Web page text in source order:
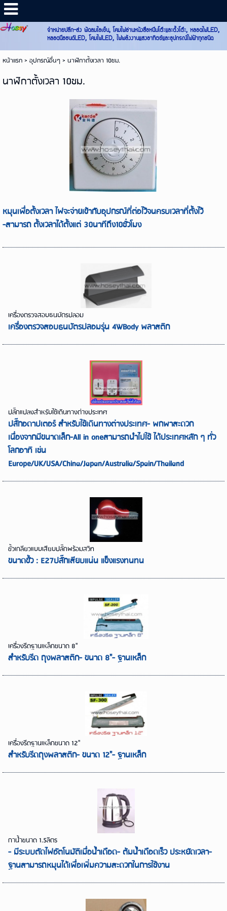
จำหน่ายปลีก-ส่ง พัดลมไอเย็น, โคมไฟอ่านหนังสือหนีบโต๊ะและตั้งโต๊ะ, หลอดไฟLED,
หลอดนีออนด์LED, โคมไฟLED, ไฟพลังงานแสงอาทิตย์และอุปกรณ์ไฟฟ้าทุกชนิด
หน้าแรก> อุปกรณ์อื่นๆ> นาฬิกาตั้งเวลา 10ชม.
นาฬิกาตั้งเวลา 10ชม.
หมุนเพื่อตั้งเวลา ไฟจะจ่ายเข้ากับอุปกรณ์ที่ต่อไว้จนครบเวลาที่ตั้งไว้
-สามารถตั้งเวลาได้ตั้งแต่ 30นาทีถึง10ชั่วโมง
เครื่องตรวจสอบธนบัตรปลอม
เครื่องตรวจสอบธนบัตรปลอมรุ่น 4WBody พลาสติก
ปลั๊กแปลงสำหรับใช้เดินทางต่างประเทศ
ปลั๊กอดาปเตอร์ สำหรับใช้เดินทางต่างประเทศ- พกพาสะดวก
เนื่องจากมีขนาดเล็ก-All in oneสามารถนำไปใช้ ได้ประเทศหลัก ๆ ทั่ว
โลกอาทิ เช่น
Europe/UK/USA/China/Japan/Australia/Spain/Thailand
ขั้วเกลียวแบบเสียบปลั๊กพร้อมสวิท
ขนาดขั้ว : E27ปลั๊กเสียบแน่น แข็งแรงทนทน
เครื่องรีดฐานเหล็กขนาด 8"
สำหรับรีด ถุงพลาสติก- ขนาด 8"- ฐานเหล็ก
เครื่องรีดฐานเหล็กขนาด 12"
สำหรับรีดถุงพลาสติก- ขนาด 12"- ฐานเหล็ก
กาน้ำขนาด 1.5ลิตร
- มีระบบตัดไฟอัตโนมัติเมื่อน้ำเดือด- ต้มน้ำเดือดเร็ว ประหยัดเวลา-
ฐานสามารถหมุนได้เพื่อเพิ่มความสะดวกในการใช้งาน